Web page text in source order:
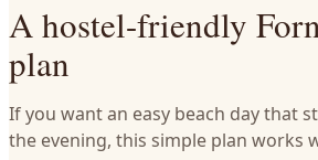
A hostel-friendly
plan
If you want an easy beach day that
the evening, this simple plan works